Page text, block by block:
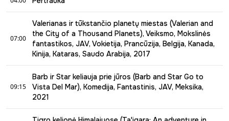
buvo užgrobtas teroristų. Keleiviams teko ne tik kovoti už
savo gyvybę, tačiau ir rasti būdą, kaip sustabdyti
nusikaltėlius.
07:00
Valerianas ir tūkstančio planetų miestas (Valerian and
the City of a Thousand Planets), Veiksmo, Mokslinės
fantastikos, JAV, Vokietija, Prancūzija, Belgija, Kanada,
Kinija, Kataras, Saudo Arabija, 2017
Kosminė stotis, tapusi tarpgalaktinės politikos centru,
siunčia erdvės ir laiko agentus atlikti svarbią užduotį. Nuo
galaktikos likimas.
09:15
Barb ir Star keliauja prie jūros (Barb and Star Go to
Vista Del Mar), Komedija, Fantastinis, JAV, Meksika,
2021